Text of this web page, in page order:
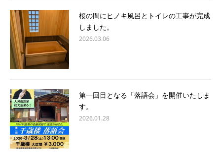
桜の間にヒノキ風呂とトイレの工事が完成
しました。
2026.03.06
第一回目となる「落語会」を開催いたしま
す。
2026.01.28